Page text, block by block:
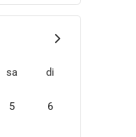
sa di
5 6